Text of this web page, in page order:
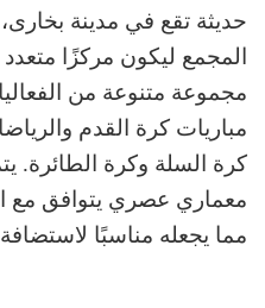
حديثة تقع في مدينة
المجمع ليكون مركزًا
مجموعة متنوعة من
مباريات كرة القدم
كرة السلة وكرة الطائرة.
معماري عصري يتوافق مع
مما يجعله مناسبًا